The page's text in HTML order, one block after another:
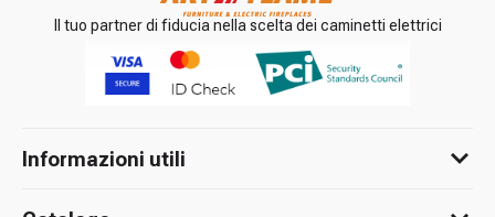
Il tuo partner di fiducia nella scelta dei caminetti elettrici
Informazioni utili